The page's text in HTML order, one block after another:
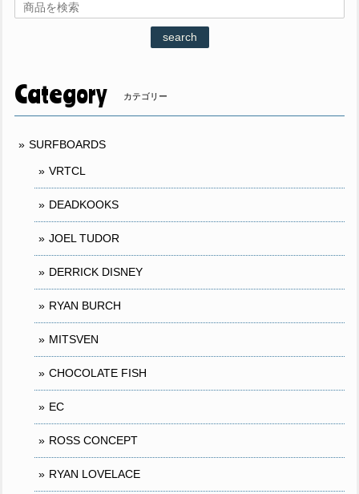
search
Category カテゴリー
SURFBOARDS
VRTCL
DEADKOOKS
JOEL TUDOR
DERRICK DISNEY
RYAN BURCH
MITSVEN
CHOCOLATE FISH
EC
ROSS CONCEPT
RYAN LOVELACE